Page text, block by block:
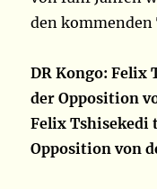
den kommenden
DR Kongo: Felix
der Opposition
Felix Tshisekedi
Opposition von